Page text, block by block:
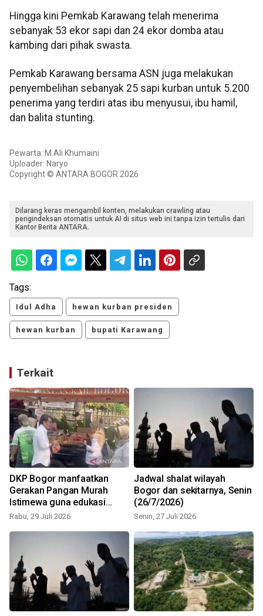
Hingga kini Pemkab Karawang telah menerima
sebanyak 53 ekor sapi dan 24 ekor domba atau
kambing dari pihak swasta.
Pemkab Karawang bersama ASN juga melakukan
penyembelihan sebanyak 25 sapi kurban untuk 5.200
penerima yang terdiri atas ibu menyusui, ibu hamil,
dan balita stunting.
Pewarta: M.Ali Khumaini
Uploader: Naryo
Copyright © ANTARA BOGOR 2026
Dilarang keras mengambil konten, melakukan crawling atau
pengindeksan otomatis untuk AI di situs web ini tanpa izin tertulis dari
Kantor Berita ANTARA.
Tags:
Idul Adha hewan kurban presiden
hewan kurban bupati Karawang
Terkait
DKP Bogor manfaatkan
Gerakan Pangan Murah
Istimewa guna edukasi
konsumsi B2SA
Rabu, 29 Juli 2026
Jadwal shalat wilayah
Bogor dan sekitarnya, Senin
(26/7/2026)
Senin, 27 Juli 2026